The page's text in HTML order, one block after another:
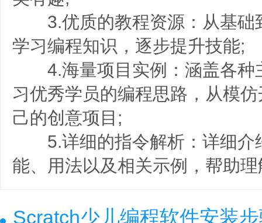
3.优质的教程资源：从基础
学习编程知识，逐步提升技能;
4.海量项目实例：涵盖各种
习优秀学员的编程思路，从模
己的创意项目;
5.详细的指令解析：详细介
能、用法以及相关示例，帮助
Scratch少儿编程软件安装